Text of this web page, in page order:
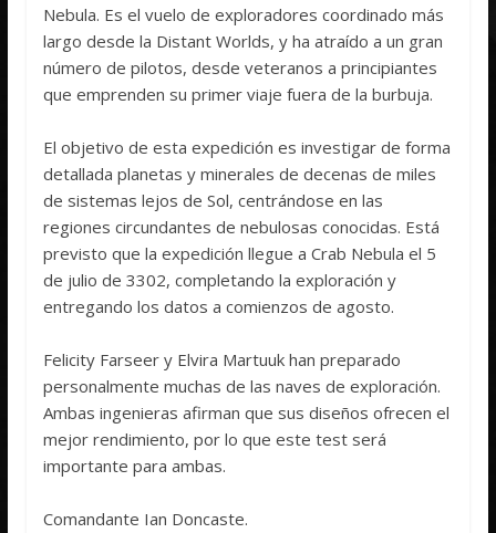
Nebula. Es el vuelo de exploradores coordinado más
largo desde la Distant Worlds, y ha atraído a un gran
número de pilotos, desde veteranos a principiantes
que emprenden su primer viaje fuera de la burbuja.
El objetivo de esta expedición es investigar de forma
detallada planetas y minerales de decenas de miles
de sistemas lejos de Sol, centrándose en las
regiones circundantes de nebulosas conocidas. Está
previsto que la expedición llegue a Crab Nebula el 5
de julio de 3302, completando la exploración y
entregando los datos a comienzos de agosto.
Felicity Farseer y Elvira Martuuk han preparado
personalmente muchas de las naves de exploración.
Ambas ingenieras afirman que sus diseños ofrecen el
mejor rendimiento, por lo que este test será
importante para ambas.
Comandante Ian Doncaste.